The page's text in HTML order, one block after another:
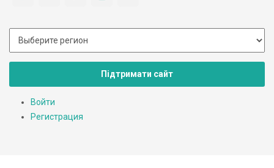
Підтримати сайт
Войти
Регистрация